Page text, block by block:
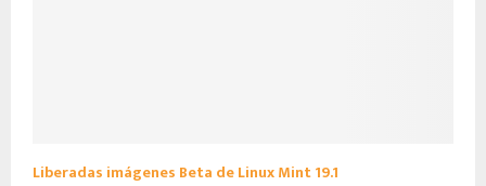
Liberadas imágenes Beta de Linux Mint 19.1